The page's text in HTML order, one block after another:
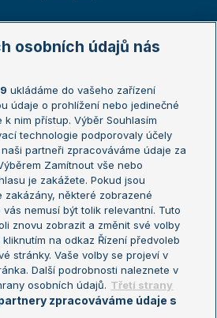
Australian Open
French Open
Wimbledon
US Open
Turnaj mistrů
Turnaj mistryň
osobních údajů nás
ukládáme do vašeho zařízení
údaje o prohlížení nebo jedinečné
k nim přístup. Výběr Souhlasím
technologie podporovaly účely
partneři zpracováváme údaje za
Zamítnout vše nebo
je zakážete. Pokud jsou
zakázány, některé zobrazené
nemusí být tolik relevantní. Tuto
znovu zobrazit a změnit své volby
na odkaz Řízení předvoleb
stránky. Vaše volby se projeví v
Další podrobnosti naleznete v
osobních údajů. Třetí strany
zpracováváme údaje s